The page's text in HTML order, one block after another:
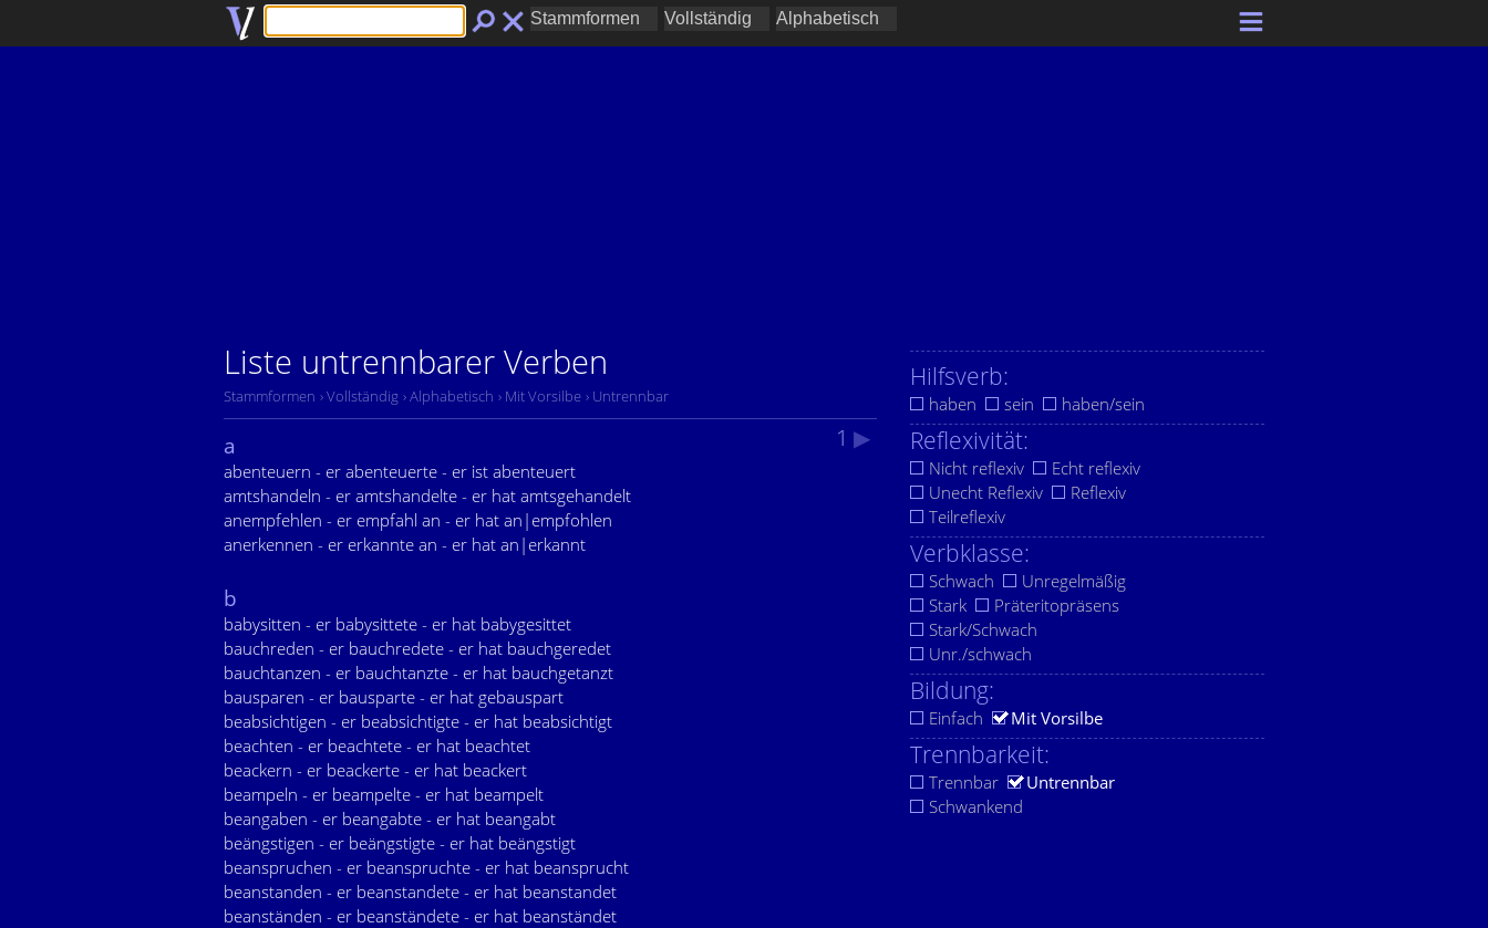
Liste untrennbarer Verben
Stammformen › Vollständig › Alphabetisch › Mit Vorsilbe › Untrennbar
1 ▶
a
abenteuern - er abenteuerte - er ist abenteuert
amtshandeln - er amtshandelte - er hat amtsgehandelt
anempfehlen - er empfahl an - er hat an|empfohlen
anerkennen - er erkannte an - er hat an|erkannt
b
babysitten - er babysittete - er hat babygesittet
bauchreden - er bauchredete - er hat bauchgeredet
bauchtanzen - er bauchtanzte - er hat bauchgetanzt
bausparen - er bausparte - er hat gebauspart
beabsichtigen - er beabsichtigte - er hat beabsichtigt
beachten - er beachtete - er hat beachtet
beackern - er beackerte - er hat beackert
beampeln - er beampelte - er hat beampelt
beangaben - er beangabte - er hat beangabt
beängstigen - er beängstigte - er hat beängstigt
beanspruchen - er beanspruchte - er hat beansprucht
beanstanden - er beanstandete - er hat beanstandet
beanständen - er beanständete - er hat beanständet
Hilfsverb:
haben sein haben/sein
Reflexivität:
Nicht reflexiv
Echt reflexiv
Unecht Reflexiv
Reflexiv
Teilreflexiv
Verbklasse:
Schwach
Unregelmäßig
Stark
Präteritopräsens
Stark/Schwach
Unr./schwach
Bildung:
Einfach Mit Vorsilbe
Trennbarkeit:
Trennbar
Untrennbar
Schwankend